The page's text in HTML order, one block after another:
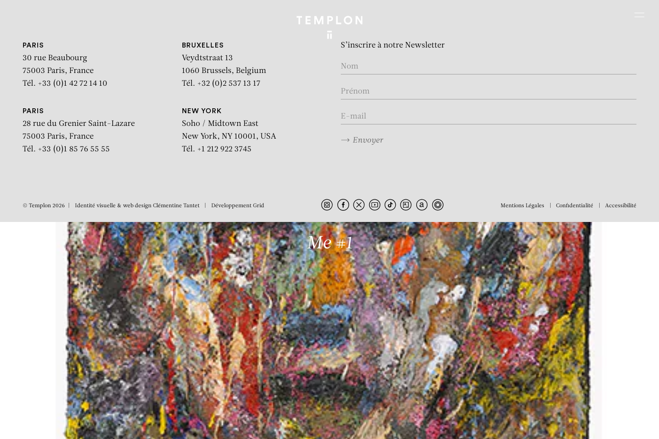
Me #1
PARIS
30 rue Beaubourg
75003 Paris, France
Tél. +33 (0)1 42 72 14 10
BRUXELLES
Veydtstraat 13
1060 Brussels, Belgium
Tél. +32 (0)2 537 13 17
PARIS
28 rue du Grenier Saint-Lazare
75003 Paris, France
Tél. +33 (0)1 85 76 55 55
NEW YORK
Soho / Midtown East
New York, NY 10001, USA
Tél. +1 212 922 3745
S’inscrire à notre Newsletter
Envoyer
© Templon 2026 Identité visuelle & web design Clémentine Tantet Développement Grid Mentions Légales Confidentialité Accessibilité